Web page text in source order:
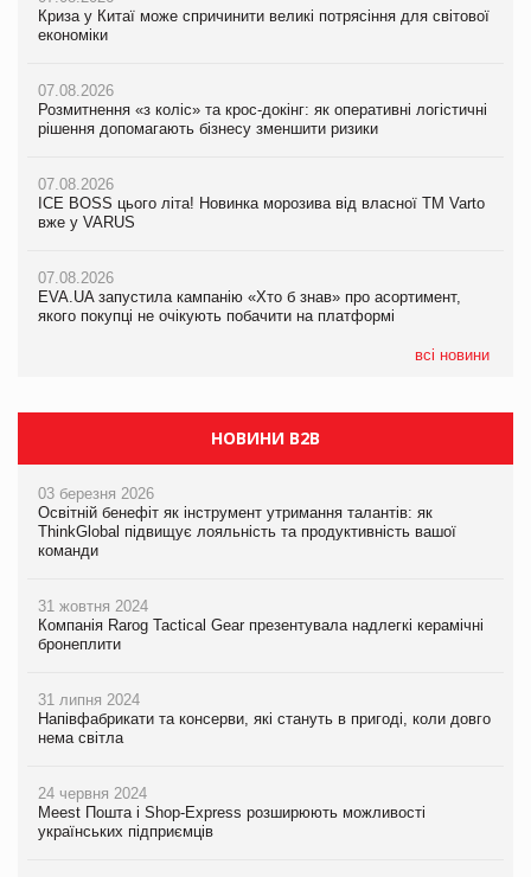
Криза у Китаї може спричинити великі потрясіння для світової
економіки
07.08.2026
Розмитнення «з коліс» та крос-докінг: як оперативні логістичні
рішення допомагають бізнесу зменшити ризики
07.08.2026
ICE BOSS цього літа! Новинка морозива від власної ТМ Varto
вже у VARUS
07.08.2026
EVA.UA запустила кампанію «Хто б знав» про асортимент,
якого покупці не очікують побачити на платформі
всі новини
Криза у Китаї може спричинити великі потрясіння для світової
економіки
07.08.2026
Kraft Heinz скоротила збиток у першому півріччі
Продажі Hugo Boss впали на 9%
Криза у Китаї може спричинити великі потрясіння для світової
економіки
07.08.2026
Kraft Heinz скоротила збиток у першому півріччі
Продажі Hugo Boss впали на 9%
НОВИНИ B2B
03 березня 2026
Освітній бенефіт як інструмент утримання талантів: як
ThinkGlobal підвищує лояльність та продуктивність вашої
команди
31 жовтня 2024
Компанія Rarog Tactical Gear презентувала надлегкі керамічні
бронеплити
31 липня 2024
Напівфабрикати та консерви, які стануть в пригоді, коли довго
нема світла
24 червня 2024
Meest Пошта і Shop-Express розширюють можливості
українських підприємців